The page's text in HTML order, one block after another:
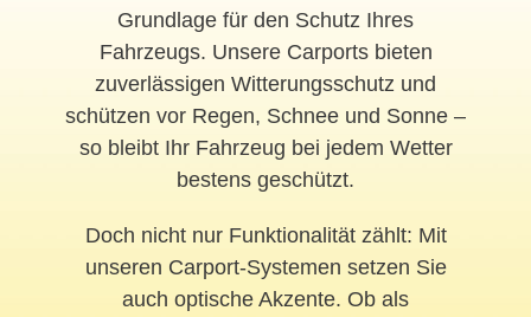
Grundlage für den Schutz Ihres
Fahrzeugs. Unsere Carports bieten
zuverlässigen Witterungsschutz und
schützen vor Regen, Schnee und Sonne –
so bleibt Ihr Fahrzeug bei jedem Wetter
bestens geschützt.
Doch nicht nur Funktionalität zählt: Mit
unseren Carport-Systemen setzen Sie
auch optische Akzente. Ob als